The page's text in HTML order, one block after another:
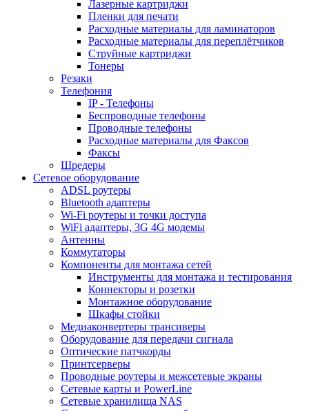
Лазерные картриджи
Пленки для печати
Расходные материалы для ламинаторов
Расходные материалы для переплётчиков
Струйные картриджи
Тонеры
Резаки
Телефония
IP - Телефоны
Беспроводные телефоны
Проводные телефоны
Расходные материалы для Факсов
Факсы
Шредеры
Сетевое оборудование
ADSL роутеры
Bluetooth адаптеры
Wi-Fi роутеры и точки доступа
WiFi адаптеры, 3G 4G модемы
Антенны
Коммутаторы
Компоненты для монтажа сетей
Инструменты для монтажа и тестирования
Коннекторы и розетки
Монтажное оборудование
Шкафы стойки
Медиаконвертеры трансиверы
Оборудование для передачи сигнала
Оптические патчкорды
Принтсерверы
Проводные роутеры и межсетевые экраны
Сетевые карты и PowerLine
Сетевые хранилища NAS